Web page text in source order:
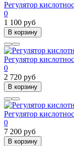
Регулятор
0
1 100 руб
В корзину
Регулятор
0
2 720 руб
В корзину
Регулятор
0
7 200 руб
В корзину